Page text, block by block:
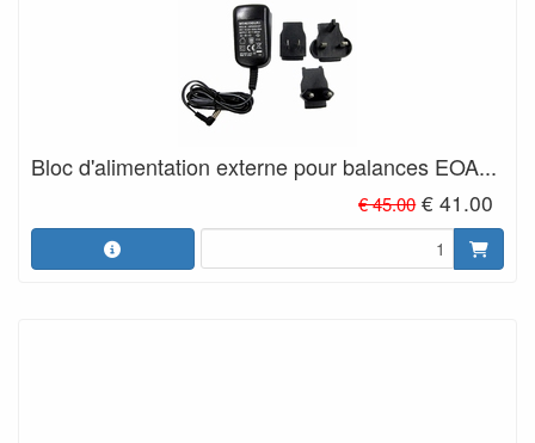
Bloc d'alimentation externe pour balances EOA...
€ 45.00 € 41.00